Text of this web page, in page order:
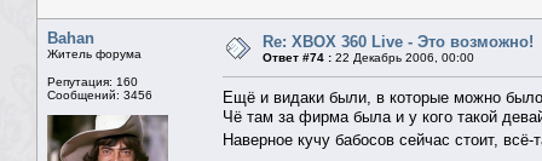
Bahan
Житель форума
Репутация: 160
Сообщений: 3456
Re: XBOX 360 Live - Это возможно!
Ответ #74 : 22 Декабрь 2006, 00:00
Ещё и видаки были, в которые можно
Чё там за фирма была и у кого такой
Наверное кучу бабосов сейчас стоит,